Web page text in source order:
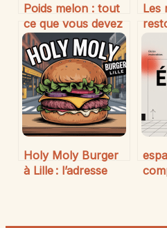
Poids melon : tout
ce que vous devez
savoir pour bien
choisir
Les
Holy Moly Burger
à Lille : l’adresse